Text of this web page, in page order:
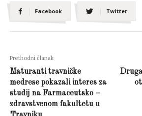
Facebook Twitter
Prethodni članak
Maturanti travničke
medrese pokazali interes za
studij na Farmaceutsko –
zdravstvenom fakultetu u